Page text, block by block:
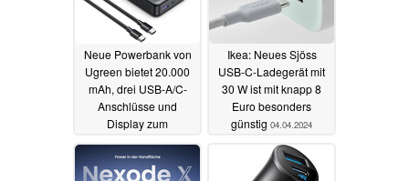
Neue Powerbank von
Ugreen bietet 20.000
mAh, drei USB-A/C-
Anschlüsse und
Display zum
überschaubaren Preis
12.04.2024
Ikea: Neues Sjöss
USB-C-Ladegerät mit
30 W ist mit knapp 8
Euro besonders
günstig 04.04.2024